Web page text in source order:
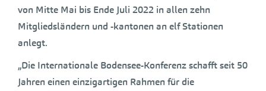
von Mitte Mai bis Ende Juli 2022 in allen zehn
Mitgliedsländern und -kantonen an elf Stationen
anlegt.
„Die Internationale Bodensee-Konferenz schafft seit 50
Jahren einen einzigartigen Rahmen für die